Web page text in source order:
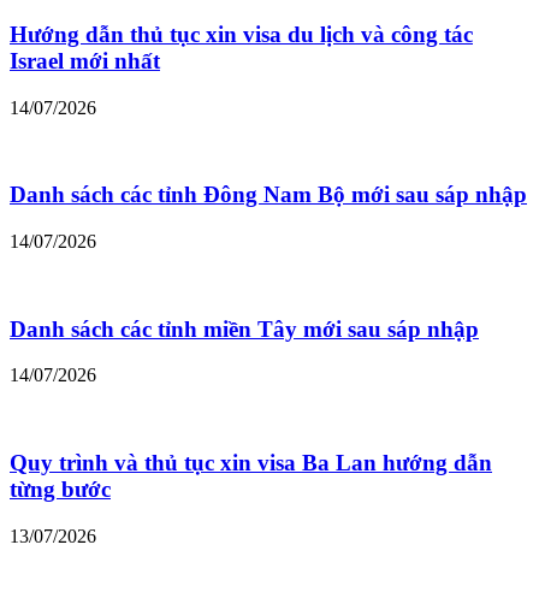
Hướng dẫn thủ tục xin visa du lịch và công tác
Israel mới nhất
14/07/2026
Danh sách các tỉnh Đông Nam Bộ mới sau sáp nhập
14/07/2026
Danh sách các tỉnh miền Tây mới sau sáp nhập
14/07/2026
Quy trình và thủ tục xin visa Ba Lan hướng dẫn
từng bước
13/07/2026